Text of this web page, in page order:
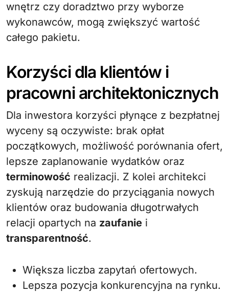
wnętrz czy doradztwo przy wyborze
wykonawców, mogą zwiększyć wartość
całego pakietu.
Korzyści dla klientów i
pracowni architektonicznych
Dla inwestora korzyści płynące z bezpłatnej
wyceny są oczywiste: brak opłat
początkowych, możliwość porównania ofert,
lepsze zaplanowanie wydatków oraz
terminowość realizacji. Z kolei architekci
zyskują narzędzie do przyciągania nowych
klientów oraz budowania długotrwałych
relacji opartych na zaufanie i
transparentność.
Większa liczba zapytań ofertowych.
Lepsza pozycja konkurencyjna na rynku.